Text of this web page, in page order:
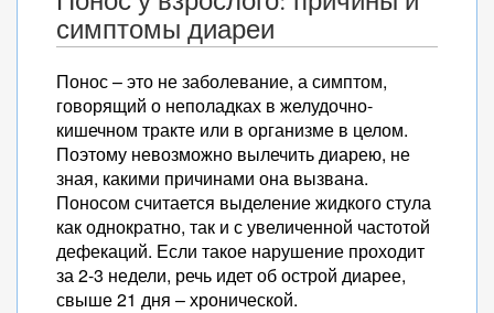
симптомы диареи
Понос – это не заболевание, а симптом,
говорящий о неполадках в желудочно-
кишечном тракте или в организме в целом.
Поэтому невозможно вылечить диарею, не
зная, какими причинами она вызвана.
Поносом считается выделение жидкого стула
как однократно, так и с увеличенной частотой
дефекаций. Если такое нарушение проходит
за 2-3 недели, речь идет об острой диарее,
свыше 21 дня – хронической.